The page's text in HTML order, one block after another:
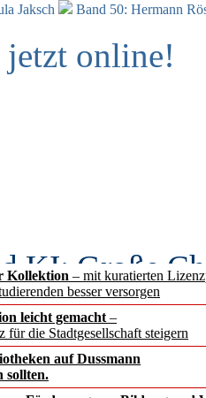
Jaksch Band 50: Hermann
jetzt online!
Kollektion – mit kuratierten
besser versorgen
leicht gemacht –
die Stadtgesellschaft steigern
auf Dussmann
sollten.
KI: Große
erstes
–